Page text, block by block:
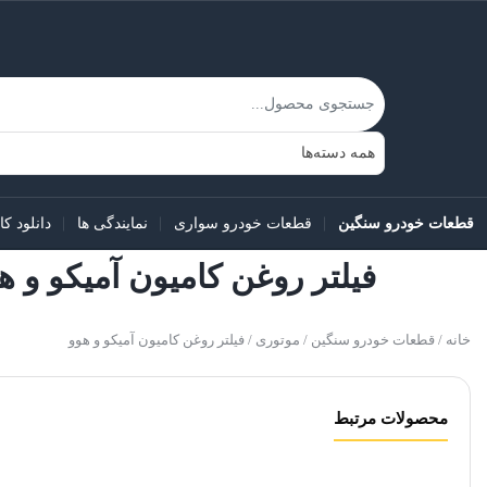
قطعات خودرو سنگین قطعات خودرو سواری نمایندگی ها دانلود
فیلتر روغن کامیون آمیکو و
خانه / قطعات خودرو سنگین / موتوری / فیلتر روغن کامیون آمیکو و هوو
محصولات مرتبط